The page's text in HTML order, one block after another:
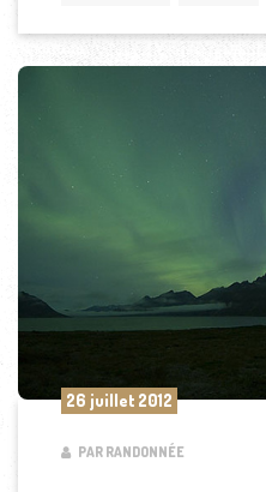
26 juillet 2012
PAR RANDONNÉE